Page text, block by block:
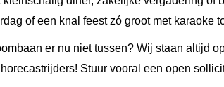
of een knal feest zó groot met karaoke
er nu niet tussen? Wij staan altijd
Stuur vooral een open